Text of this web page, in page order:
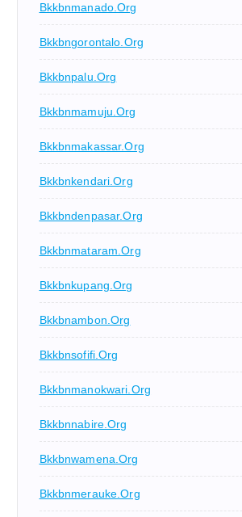
Bkkbnmanado.org
Bkkbngorontalo.org
Bkkbnpalu.org
Bkkbnmamuju.org
Bkkbnmakassar.org
Bkkbnkendari.org
Bkkbndenpasar.org
Bkkbnmataram.org
Bkkbnkupang.org
Bkkbnambon.org
Bkkbnsofifi.org
Bkkbnmanokwari.org
Bkkbnnabire.org
Bkkbnwamena.org
Bkkbnmerauke.org